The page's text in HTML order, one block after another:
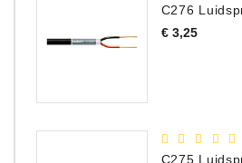
€ 3,25Prijs